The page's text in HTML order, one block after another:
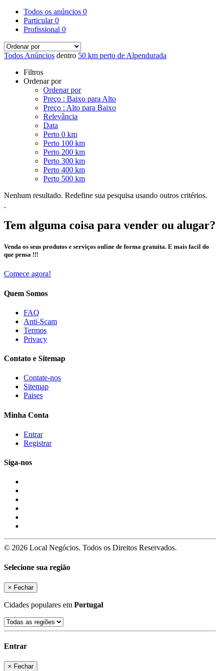
Todos os anúncios 0
Particular0
Profissional 0
Todos Anúncios dentro 50 km perto de Alpendurada
Filtros
Ordenar por
Ordenar por
Preço : Baixo para Alto
Preço : Alto para Baixo
Relevância
Data
Perto 0 km
Perto 100 km
Perto 200 km
Perto 300 km
Perto 400 km
Perto 500 km
Nenhum resultado. Redefine sua pesquisa usando outros critérios.
Tem alguma coisa para vender ou alugar?
Venda os seus produtos e serviços online de forma gratuita. E mais facil do
que pensa !!!
Comece agora!
Quem Somos
FAQ
Anti-Scam
Termos
Privacy
Contato e Sitemap
Contate-nos
Sitemap
Paises
Minha Conta
Entrar
Registrar
Siga-nos
© 2026 Local Negócios. Todos os Direitos Reservados.
Selecione sua região
× Fechar
Cidades populares em Portugal
Entrar
× Fechar